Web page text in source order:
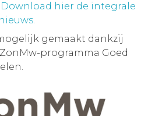
Download hier de integrale
.
gemaakt dankzij
programma Goed